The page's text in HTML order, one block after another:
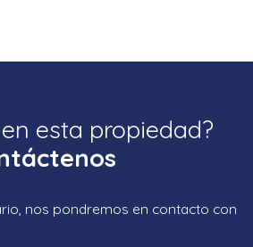
esta propiedad?
nos pondremos en contacto con